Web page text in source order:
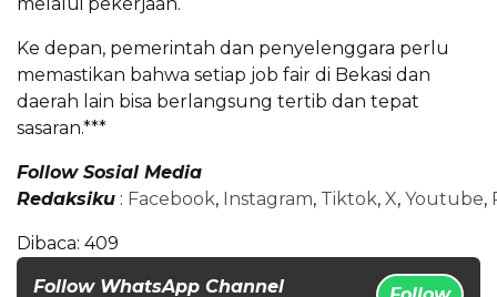
Ke depan, pemerintah dan penyelenggara perlu
memastikan bahwa setiap job fair di Bekasi dan
daerah lain bisa berlangsung tertib dan tepat
sasaran.***
Follow Sosial Media
Redaksiku : Facebook, Instagram, Tiktok, X, Youtube,
Dibaca: 409
Follow WhatsApp Channel